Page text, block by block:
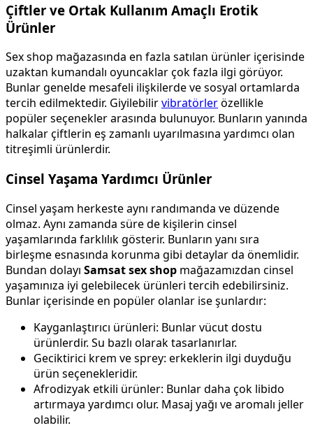
Çiftler ve Ortak Kullanım Amaçlı Erotik
Ürünler
Sex shop mağazasında en fazla satılan ürünler içerisinde
uzaktan kumandalı oyuncaklar çok fazla ilgi görüyor.
Bunlar genelde mesafeli ilişkilerde ve sosyal ortamlarda
tercih edilmektedir. Giyilebilirvibratörlerözellikle
popüler seçenekler arasında bulunuyor. Bunların yanında
halkalar çiftlerin eş zamanlı uyarılmasına yardımcı olan
titreşimli ürünlerdir.
Cinsel Yaşama Yardımcı Ürünler
Cinsel yaşam herkeste aynı randımanda ve düzende
olmaz. Aynı zamanda süre de kişilerin cinsel
yaşamlarında farklılık gösterir. Bunların yanı sıra
birleşme esnasında korunma gibi detaylar da önemlidir.
Bundan dolayı Samsat sex shop mağazamızdan cinsel
yaşamınıza iyi gelebilecek ürünleri tercih edebilirsiniz.
Bunlar içerisinde en popüler olanlar ise şunlardır:
Kayganlaştırıcı ürünleri: Bunlar vücut dostu
ürünlerdir. Su bazlı olarak tasarlanırlar.
Geciktirici krem ve sprey: erkeklerin ilgi duyduğu
ürün seçenekleridir.
Afrodizyak etkili ürünler: Bunlar daha çok libido
artırmaya yardımcı olur. Masaj yağı ve aromalı jeller
olabilir.